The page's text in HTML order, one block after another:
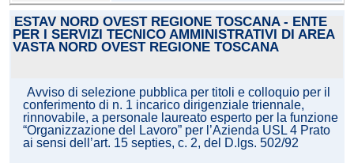
ESTAV NORD OVEST REGIONE TOSCANA - ENTE
PER I SERVIZI TECNICO AMMINISTRATIVI DI AREA
VASTA NORD OVEST REGIONE TOSCANA
Avviso di selezione pubblica per titoli e colloquio per il
conferimento di n. 1 incarico dirigenziale triennale,
rinnovabile, a personale laureato esperto per la funzione
“Organizzazione del Lavoro” per l’Azienda USL 4 Prato
ai sensi dell’art. 15 septies, c. 2, del D.lgs. 502/92